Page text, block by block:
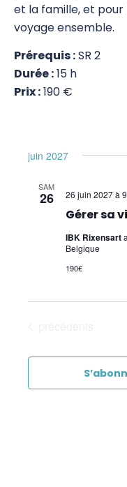
Soulager
Pratiques
Soulager nos
Surmonter
Gérer sa vie
sens à sa
Gestion de
Management
Système
et la famille, et pour
voyage ensemble.
Prérequis :SR 2
Durée :15 h
Prix :190 €
juin 2027
SAM
26
Gérer sa
26 juin 2027 à
IBK Rixensart
Belgique
190€